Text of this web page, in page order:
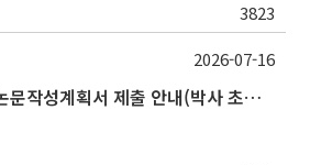
3823
2026학년도 2학기 논문작성계획서 제출 안내(박사 초심 일정 포함)_Thesis Proposal
2026-07-16